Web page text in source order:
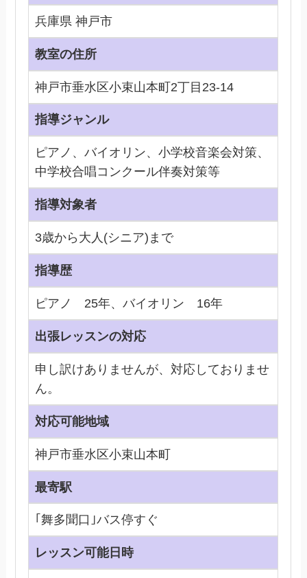
兵庫県 神戸市
教室の住所
神戸市垂水区小束山本町2丁目23-14
指導ジャンル
ピアノ、バイオリン、小学校音楽会対策、
中学校合唱コンクール伴奏対策等
指導対象者
3歳から大人(シニア)まで
指導歴
ピアノ 25年、バイオリン 16年
出張レッスンの対応
申し訳けありませんが、対応しておりませ
ん。
対応可能地域
神戸市垂水区小束山本町
最寄駅
｢舞多聞口｣バス停すぐ
レッスン可能日時